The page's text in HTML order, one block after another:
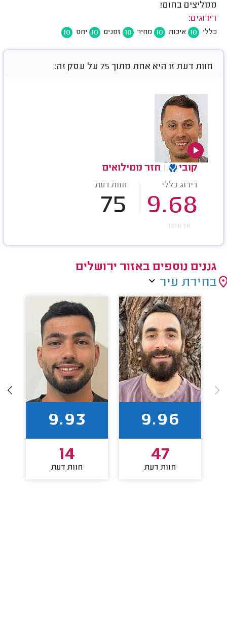
ממליצים בחום!
דירוגים:
כללי 10 איכות 10 מחיר 10 זמנים 10 יחס 10
חוות דעת זו היא אחת מתוך 75 על עסק זה:
קובי חזר ממילואים
דירוג כללי
9.68
חוות דעת
75
אין עדכון
גננים נוספים באזור ירושלים
בחירת עיר
9.96
47
חוות דעת
9.93
14
חוות דעת